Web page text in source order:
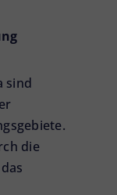
sind
die